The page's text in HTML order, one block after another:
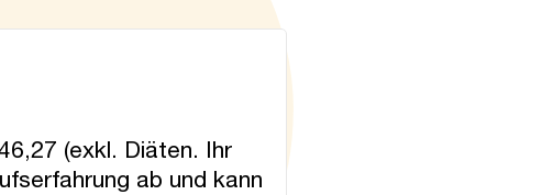
(exkl. Diäten. Ihr
ab und kann